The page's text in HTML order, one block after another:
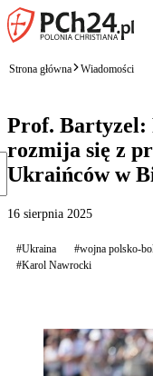
Strona główna Wiadomości
Prof. Bartyzel:
rozmija się z
Ukraińców w
16 sierpnia 2025
#Ukraina #wojna polsko-
#Karol Nawrocki